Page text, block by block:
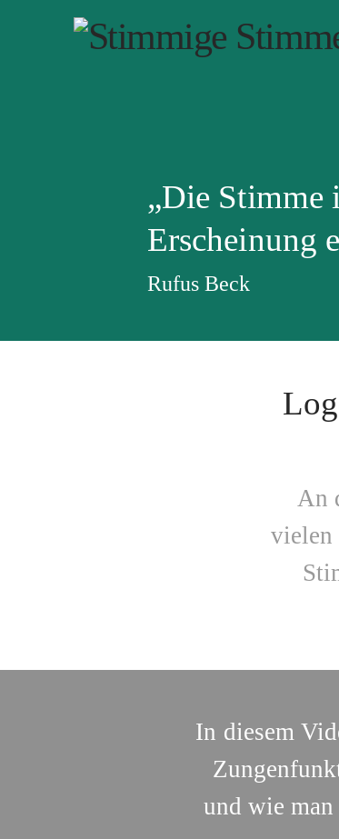
„Die Stimme
Erscheinung
Rufus Beck
An
vielen
In diesem
und wie man